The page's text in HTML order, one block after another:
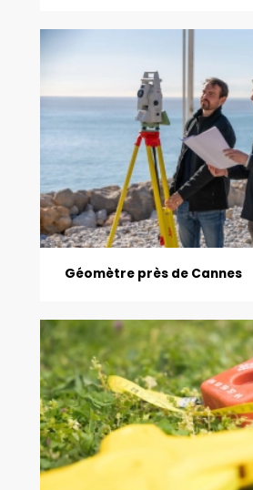
Géomètre près de Cannes